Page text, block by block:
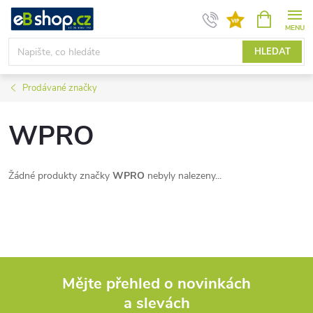
Přejít
obsah
HLEDAT
NÁKUPNÍ
KOŠÍK
Prodávané značky
WPRO
Žádné produkty značky WPRO nebyly nalezeny...
Mějte přehled o novinkách
a slevách